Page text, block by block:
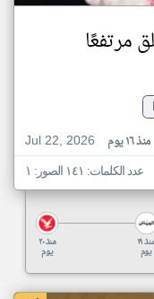
مرتفعًا
Jul 22, 2026
منذ ١٦ يوم
عدد الكلمات: ١٤١ الصور: ١
منذ ٢٠
يوم
منذ ١٩
يوم